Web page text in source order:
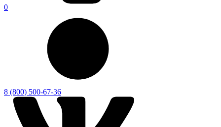
0
8 (800) 500-67-36